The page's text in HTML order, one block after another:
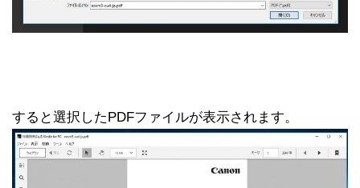
すると選択したPDFファイルが表示されます。